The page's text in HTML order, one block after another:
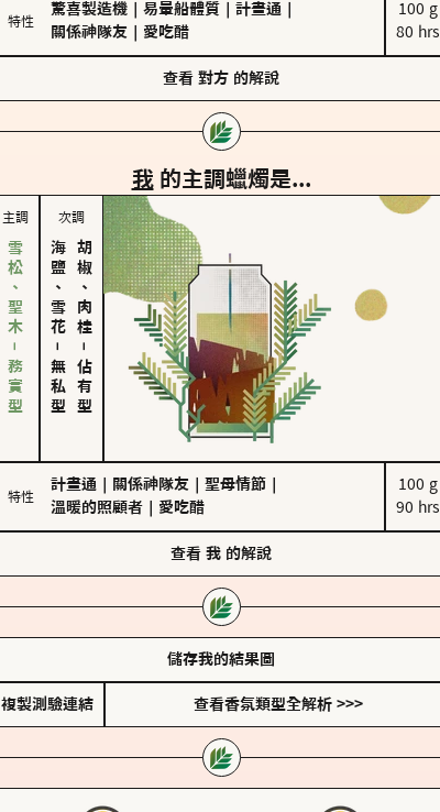
特性
驚喜製造機 易暈船體質 計畫通
關係神隊友
愛吃醋
100 g
80 hrs
查看 對方 的解說
我 的主調蠟燭是...
主調
雪松、聖木－務實型
次調
海鹽、雪花
－
無私型
胡椒、肉桂
－
佔有型
特性
計畫通 關係神隊友 聖母情節
溫暖的照顧者
愛吃醋
100 g
90 hrs
查看 我 的解說
儲存我的結果圖
複製測驗連結 查看香氛類型全解析 >>>